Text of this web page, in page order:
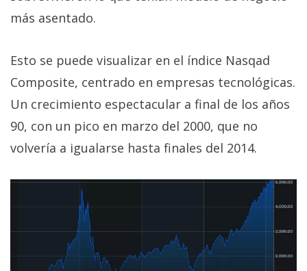
más asentado.
Esto se puede visualizar en el índice Nasqad
Composite, centrado en empresas tecnológicas.
Un crecimiento espectacular a final de los años
90, con un pico en marzo del 2000, que no
volvería a igualarse hasta finales del 2014.